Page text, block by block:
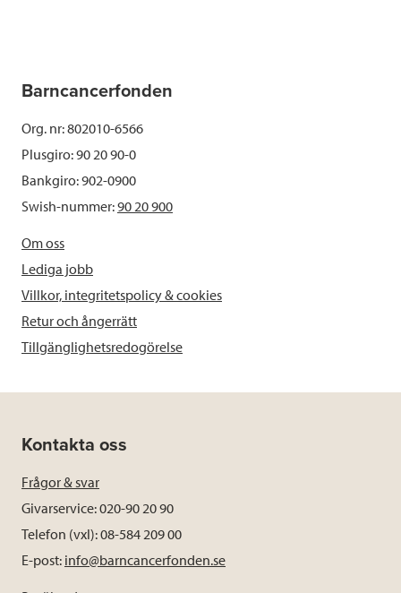
Barncancerfonden
Org. nr: 802010-6566
Plusgiro: 90 20 90-0
Bankgiro: 902-0900
Swish-nummer:90 20 900
Om oss
Lediga jobb
Villkor, integritetspolicy & cookies
Retur och ångerrätt
Tillgänglighetsredogörelse
Kontakta oss
Frågor & svar
Givarservice: 020-90 20 90
Telefon (vxl): 08-584 209 00
E-post: info@barncancerfonden.se